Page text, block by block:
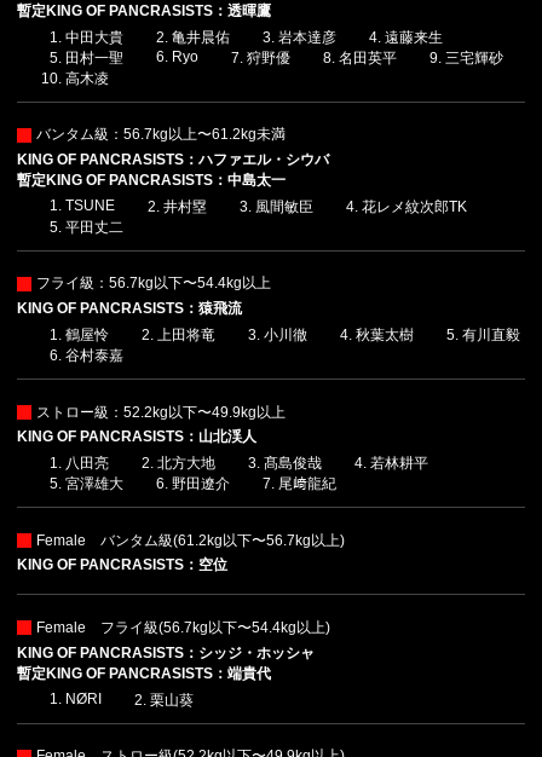
暫定KING OF PANCRASISTS：透暉鷹
中田大貴
亀井晨佑 岩本達彦
遠藤来生
田村一聖
Ryo 狩野優 名田英平
三宅輝砂
高木凌
バンタム級：56.7kg以上〜61.2kg未満
KING OF PANCRASISTS：ハファエル・シウバ
暫定KING OF PANCRASISTS：中島太一
TSUNE
井村塁 風間敏臣
花レメ紋次郎TK
平田丈二
フライ級：56.7kg以下〜54.4kg以上
KING OF PANCRASISTS：猿飛流
鶴屋怜
上田将竜 小川徹 秋葉太樹
有川直毅
谷村泰嘉
ストロー級：52.2kg以下〜49.9kg以上
KING OF PANCRASISTS：山北渓人
八田亮
北方大地 髙島俊哉
若林耕平
宮澤雄大
野田遼介 尾﨑龍紀
Female バンタム級(61.2kg以下〜56.7kg以上)
KING OF PANCRASISTS：空位
Female フライ級(56.7kg以下〜54.4kg以上)
KING OF PANCRASISTS：シッジ・ホッシャ
暫定KING OF PANCRASISTS：端貴代
NØRI
栗山葵